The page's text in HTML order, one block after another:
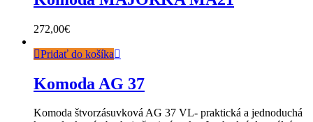
272,00€
Pridať do košíka
Komoda AG 37
Komoda štvorzásuvková AG 37 VL- praktická a jednoduchá